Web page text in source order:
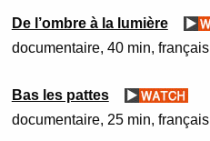
De l’ombre à la lumière
documentaire 40 min français
Bas les pattes
documentaire 25 min français